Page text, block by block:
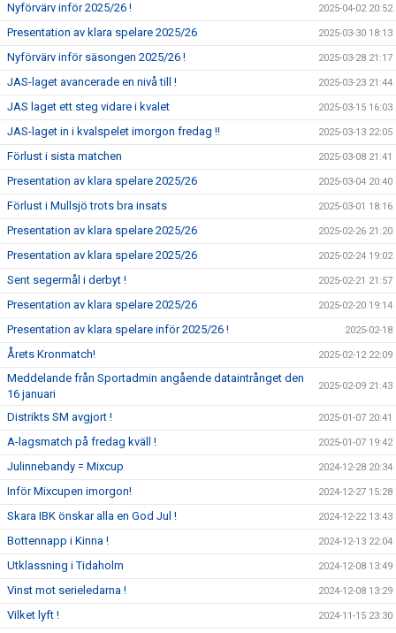
Nyförvärv inför 2025/26 ! 2025-04-02 20:52
Presentation av klara spelare 2025/26 2025-03-30 18:13
Nyförvärv inför säsongen 2025/26 ! 2025-03-28 21:17
JAS-laget avancerade en nivå till ! 2025-03-23 21:44
JAS laget ett steg vidare i kvalet 2025-03-15 16:03
JAS-laget in i kvalspelet imorgon fredag !! 2025-03-13 22:05
Förlust i sista matchen 2025-03-08 21:41
Presentation av klara spelare 2025/26 2025-03-04 20:40
Förlust i Mullsjö trots bra insats 2025-03-01 18:16
Presentation av klara spelare 2025/26 2025-02-26 21:20
Presentation av klara spelare 2025/26 2025-02-24 19:02
Sent segermål i derbyt ! 2025-02-21 21:57
Presentation av klara spelare 2025/26 2025-02-20 19:14
Presentation av klara spelare inför 2025/26 ! 2025-02-18
Årets Kronmatch! 2025-02-12 22:09
Meddelande från Sportadmin angående dataintrånget den
16 januari
2025-02-09 21:43
Distrikts SM avgjort ! 2025-01-07 20:41
A-lagsmatch på fredag kväll ! 2025-01-07 19:42
Julinnebandy = Mixcup 2024-12-28 20:34
Inför Mixcupen imorgon! 2024-12-27 15:28
Skara IBK önskar alla en God Jul ! 2024-12-22 13:43
Bottennapp i Kinna ! 2024-12-13 22:04
Utklassning i Tidaholm 2024-12-08 13:49
Vinst mot serieledarna ! 2024-12-08 13:29
Vilket lyft ! 2024-11-15 23:30